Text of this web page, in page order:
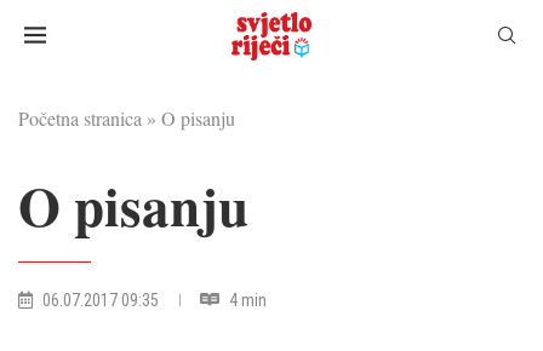
Početna stranica » O pisanju
O pisanju
06.07.2017 09:35 4 min